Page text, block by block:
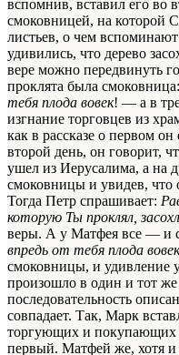
вспомнив, вставил его во
смоковницей, на которой
листьев, о чем
удивились, что дерево
вере можно передвинуть
проклята была смоковница:
тебя плода вовек! — а в
изгнание торговцев из
как в рассказе о первом
второй день, он говорит,
ушел из Иерусалима, а на
смоковницы и увидев, что
Тогда Петр спрашивает:
которую Ты проклял,
веры. А у Матфея все — и
впредь от тебя плода вовек
смоковницы, и удивление
произошло в один и тот
последовательность
совпадает. Так, Марк
торгующих и покупающих
первый. Матфей же, хотя и